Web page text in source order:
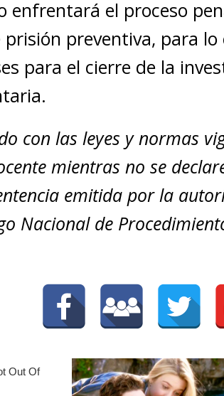
enfrentará el proceso
preventiva, para
para el cierre de la
con las leyes y normas
mientras no se
emitida por la
Nacional de